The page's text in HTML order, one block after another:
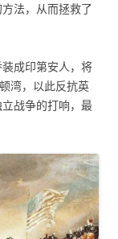
法，从而拯救了
成印第安人，将
湾，以此反抗英
战争的打响，最